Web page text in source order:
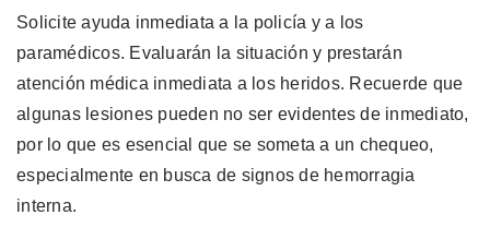
Solicite ayuda inmediata a la policía y a los
paramédicos. Evaluarán la situación y prestarán
atención médica inmediata a los heridos. Recuerde que
algunas lesiones pueden no ser evidentes de inmediato,
por lo que es esencial que se someta a un chequeo,
especialmente en busca de signos de hemorragia
interna.